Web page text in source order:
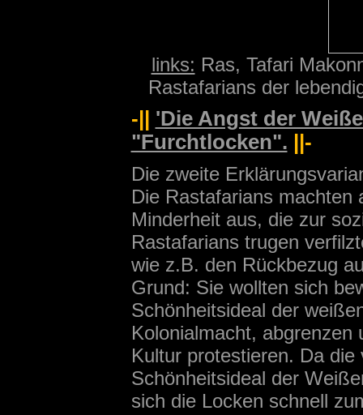
links: Ras, Tafari
Rastafarians der
-||
'Die Angst der
"Furchtlocken".
||-
Die zweite
Die Rastafarians machten
Minderheit aus, die zur
Rastafarians trugen
wie z.B. den Rückbezug
Grund: Sie wollten sich
Schönheitsideal der
Kolonialmacht, abgrenzen
Kultur protestieren. Da
Schönheitsideal der
sich die Locken schnell